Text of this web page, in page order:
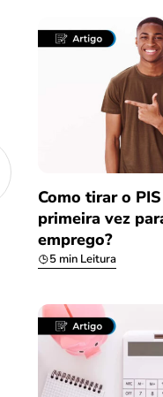
Como tirar o
primeira vez
emprego?
5 min Leitura